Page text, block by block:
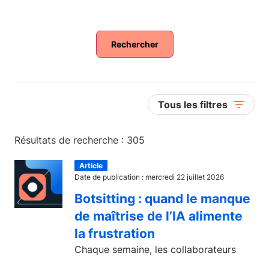
Rechercher
Tous les filtres
Résultats de recherche : 305
Article
Date de publication : mercredi 22 juillet 2026
Botsitting : quand le manque
de maîtrise de l’IA alimente
la frustration
Chaque semaine, les collaborateurs